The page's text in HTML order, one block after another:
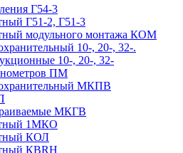
Г54-3
Г51-2, Г51-3
модульного монтажа КОМ
10-, 20-, 32-.
10-, 20-, 32-
ПМ
МКПВ
МКГВ
1МКО
КОЛ
КВRН